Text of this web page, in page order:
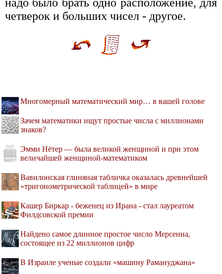
четверок и больших чисел - другое.
Многомерный математический мир… в вашей голове
Зачем математики ищут простые числа с миллионами
знаков?
Эмми Нётер — была великой женщиной и при этом
величайшей женщиной-математиком
Вавилонская глиняная табличка оказалась древнейшей
«тригонометрической таблицей» в мире
Кашер Биркар - беженец из Ирана - стал лауреатом
Филдсовской премии
Найдено самое длинное простое число Мерсенна,
состоящее из 22 миллионов цифр
В Израиле ученые создали «машину Рамануджана»